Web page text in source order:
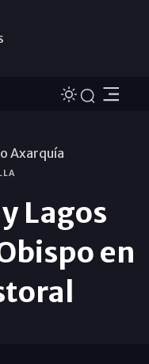
Axarquía
Lagos
en